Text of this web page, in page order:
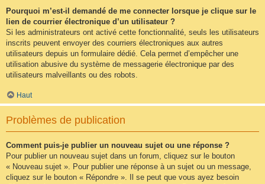
Pourquoi m’est-il demandé de me connecter lorsque je clique sur le
lien de courrier électronique d’un utilisateur ?
Si les administrateurs ont activé cette fonctionnalité, seuls les utilisateurs
inscrits peuvent envoyer des courriers électroniques aux autres
utilisateurs depuis un formulaire dédié. Cela permet d’empêcher une
utilisation abusive du système de messagerie électronique par des
utilisateurs malveillants ou des robots.
Haut
Problèmes de publication
Comment puis-je publier un nouveau sujet ou une réponse ?
Pour publier un nouveau sujet dans un forum, cliquez sur le bouton
« Nouveau sujet ». Pour publier une réponse à un sujet ou un message,
cliquez sur le bouton « Répondre ». Il se peut que vous ayez besoin